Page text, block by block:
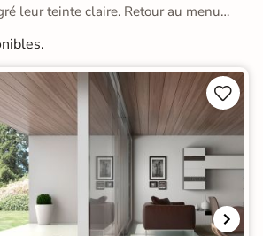
leur teinte claire. Retour au menu

